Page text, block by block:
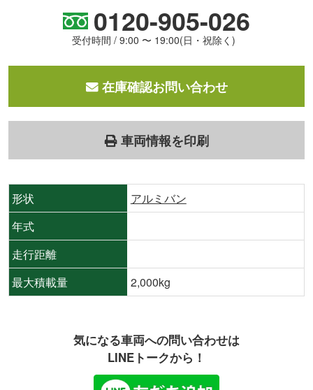
0120-905-026
受付時間 / 9:00 〜 19:00(日・祝除く)
在庫確認お問い合わせ
車両情報を印刷
形状
アルミバン
年式
走行距離
最大積載量
2,000kg
気になる車両への問い合わせは
LINEトークから！